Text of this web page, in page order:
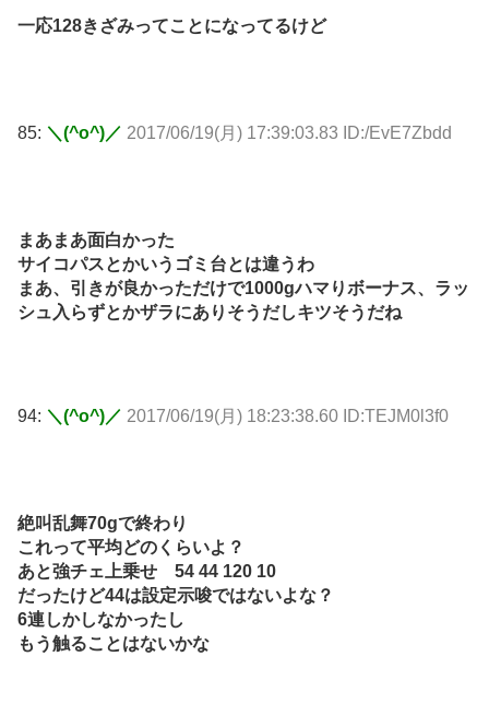
一応128きざみってことになってるけど
85: ＼(^o^)／ 2017/06/19(月) 17:39:03.83 ID:/EvE7Zbdd
まあまあ面白かった
サイコパスとかいうゴミ台とは違うわ
まあ、引きが良かっただけで1000gハマりボーナス、ラッ
シュ入らずとかザラにありそうだしキツそうだね
94: ＼(^o^)／ 2017/06/19(月) 18:23:38.60 ID:TEJM0l3f0
絶叫乱舞70gで終わり
これって平均どのくらいよ？
あと強チェ上乗せ 54 44 120 10
だったけど44は設定示唆ではないよな？
6連しかしなかったし
もう触ることはないかな